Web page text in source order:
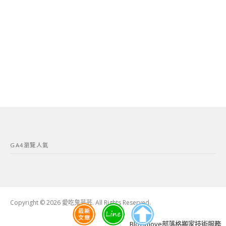
GA4瀏覽人氣
Copyright © 2026 愛吃鬼芸芸. All Rights Reserved.
Blogimove部落格搬家技術服務